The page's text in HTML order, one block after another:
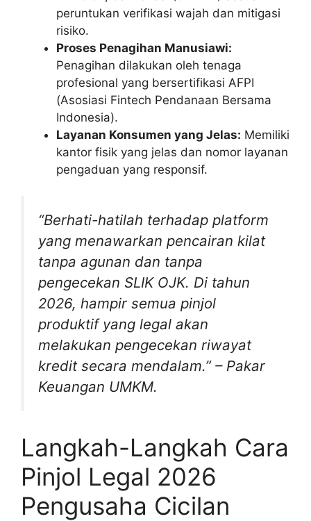
peruntukan verifikasi wajah dan mitigasi
risiko.
Proses Penagihan Manusiawi:
Penagihan dilakukan oleh tenaga
profesional yang bersertifikasi AFPI
(Asosiasi Fintech Pendanaan Bersama
Indonesia).
Layanan Konsumen yang Jelas: Memiliki
kantor fisik yang jelas dan nomor layanan
pengaduan yang responsif.
“Berhati-hatilah terhadap platform
yang menawarkan pencairan kilat
tanpa agunan dan tanpa
pengecekan SLIK OJK. Di tahun
2026, hampir semua pinjol
produktif yang legal akan
melakukan pengecekan riwayat
kredit secara mendalam.”– Pakar
Keuangan UMKM.
Langkah-Langkah Cara
Pinjol Legal 2026
Pengusaha Cicilan